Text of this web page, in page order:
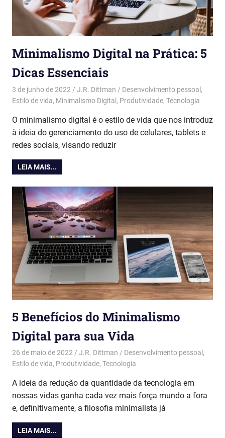
Minimalismo Digital na Prática: 5
Dicas Essenciais
3 de junho de 2022 J.R. Dittman Desenvolvimento pessoal ,
Estilo de vida, Minimalismo Digital , Produtividade, Tecnologia
O minimalismo digital é o estilo de vida que nos introduz
à ideia do gerenciamento do uso de celulares, tablets e
redes sociais, visando reduzir
LEIA MAIS...
5 Benefícios do Minimalismo
Digital para sua Vida
26 de maio de 2022 J.R. Dittman Desenvolvimento pessoal ,
Estilo de vida, Produtividade, Tecnologia
A ideia da redução da quantidade da tecnologia em
nossas vidas ganha cada vez mais força mundo a fora
e, definitivamente, a filosofia minimalista já
LEIA MAIS...